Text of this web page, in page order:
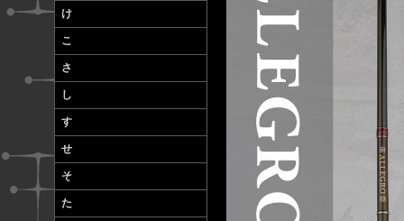
け
こ
さ
し
す
せ
そ
た